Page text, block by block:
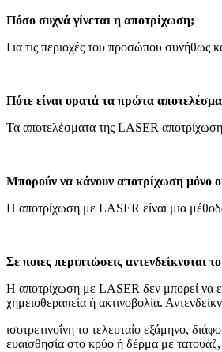
Πόσο συχνά γίνεται η αποτρίχωση;
Για τις περιοχές του προσώπου συνήθως
Πότε είναι ορατά τα πρώτα
Τα αποτελέσματα της LASER
Μπορούν να κάνουν αποτρίχωση μόνο
Η αποτρίχωση με LASER είναι μια
Σε ποιες περιπτώσεις αντενδείκνυται
Η αποτρίχωση με LASER δεν μπορεί να
χημειοθεραπεία ή ακτινοβολία.
ισοτρετινοΐνη το τελευταίο εξάμηνο,
ευαισθησία στο κρύο ή δέρμα με